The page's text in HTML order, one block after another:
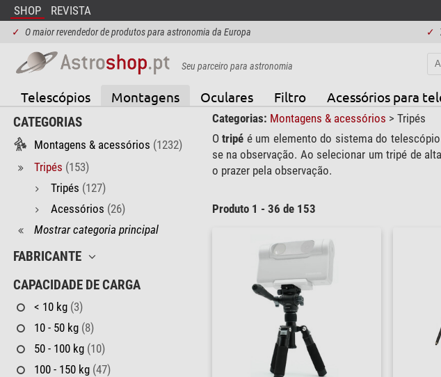
SHOP REVISTA
✓ O maior revendedor de produtos para astronomia da Europa ✓
Seu parceiro para astronomia
Telescópios Montagens Oculares Filtro Acessórios para
CATEGORIAS
Montagens & acessórios (1232)
Tripés (153)
Tripés (127)
Acessórios (26)
Mostrar categoria principal
FABRICANTE
CAPACIDADE DE CARGA
< 10 kg (3)
10 - 50 kg (8)
50 - 100 kg (10)
100 - 150 kg (47)
Categorias: Montagens & acessórios > Tripés
Otripé é um elemento do sistema do
se na observação. Ao selecionar um tripé de
o prazer pela observação.
Produto 1 - 36 de 153